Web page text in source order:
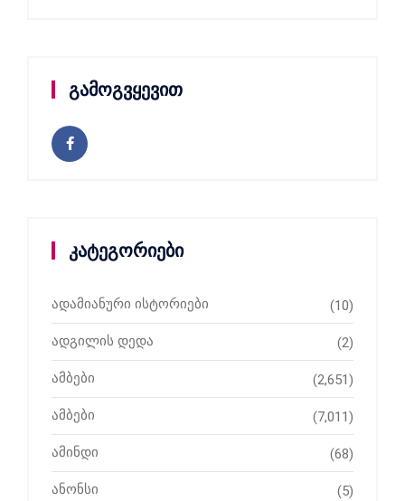
გამოგვყევით
კატეგორიები
ადამიანური ისტორიები (10)
ადგილის დედა (2)
ამბები (2,651)
ამბები (7,011)
ამინდი (68)
ანონსი (5)